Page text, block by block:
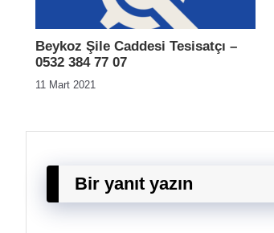
Beykoz Şile Caddesi Tesisatçı –
0532 384 77 07
11 Mart 2021
Bir yanıt yazın